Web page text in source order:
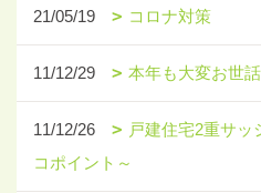
21/05/19 コロナ対策
11/12/29 本年も大変お世
11/12/26
戸建住宅2重サッ
コポイント～